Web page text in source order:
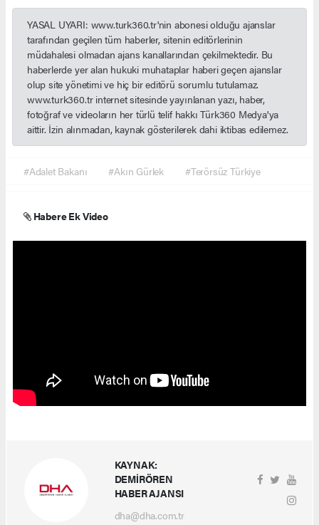
YASAL UYARI: www.turk360.tr'nin abonesi olduğu ajanslar
tarafından geçilen tüm haberler, sitenin editörlerinin
müdahalesi olmadan ajans kanallarından çekilmektedir. Bu
haberlerde yer alan hukuki muhataplar haberi geçen ajanslar
olup site yönetimi ve hiç bir editörü sorumlu tutulamaz.
www.turk360.tr internet sitesinde yayınlanan yazı, haber,
fotoğraf ve videoların her türlü telif hakkı Türk360 Medya'ya
aittir. İzin alınmadan, kaynak gösterilerek dahi iktibas edilemez.
#Adalet Bakanı #Akın Gürlek #Terörsüz Türkiye
Habere Ek Video
KAYNAK:
DEMİRÖREN
HABER AJANSI
dha@dha.com.tr